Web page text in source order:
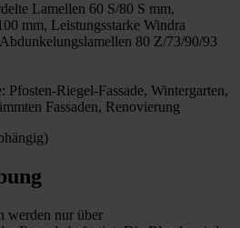
Lamellen 60 S/80 S mm,
mm, Leistungsstarke Windra
80 Z/73/90/93
Pfosten-Riegel-Fassade, Wintergarten,
Fassaden, Renovierung
werden nur über